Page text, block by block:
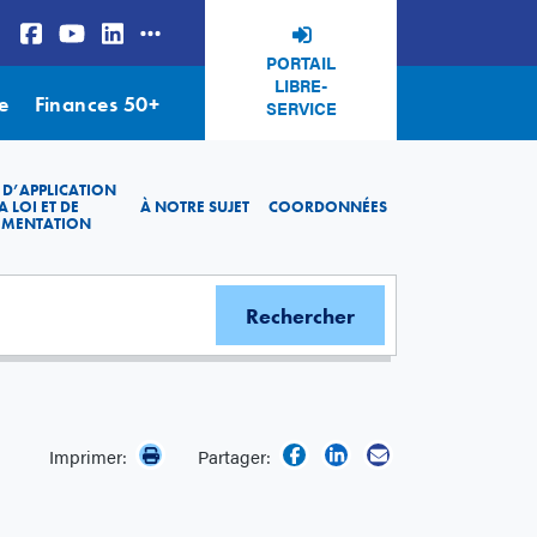
PORTAIL
LIBRE-
SERVICE
Finances 50+
LOI ET DE
À NOTRE SUJET COORDONNÉES
Imprimer: Partager: